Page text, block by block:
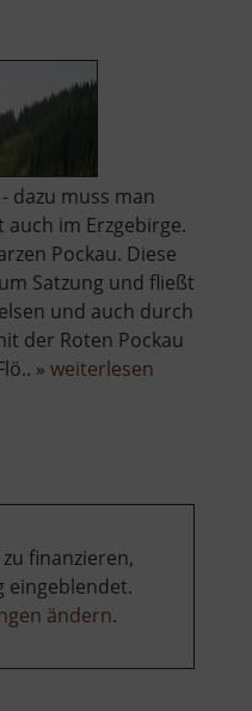
dazu muss man
im Erzgebirge.
Pockau. Diese
Satzung und fließt
und auch durch
der Roten Pockau
» weiterlesen
finanzieren,
eingeblendet.
ändern.